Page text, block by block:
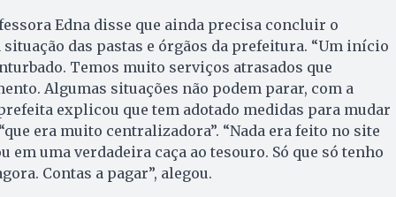
Edna disse que ainda precisa concluir o
das pastas e órgãos da prefeitura. “Um início
Temos muito serviços atrasados que
Algumas situações não podem parar, com a
prefeita explicou que tem adotado medidas para mudar
era muito centralizadora”. “Nada era feito no site
em uma verdadeira caça ao tesouro. Só que só tenho
Contas a pagar”, alegou.